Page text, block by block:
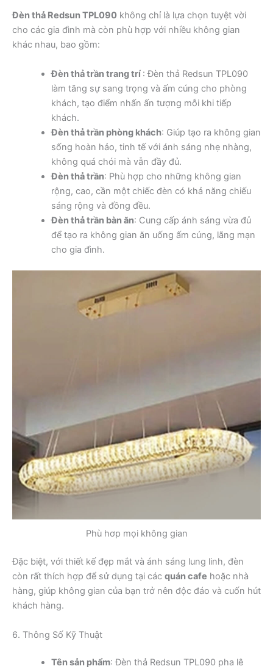
Đèn thả Redsun TPL090 không chỉ là lựa chọn tuyệt vời
cho các gia đình mà còn phù hợp với nhiều không gian
khác nhau, bao gồm:
Đèn thả trần trang trí : Đèn thả Redsun TPL090
làm tăng sự sang trọng và ấm cúng cho phòng
khách, tạo điểm nhấn ấn tượng mỗi khi tiếp
khách.
Đèn thả trần phòng khách: Giúp tạo ra không gian
sống hoàn hảo, tinh tế với ánh sáng nhẹ nhàng,
không quá chói mà vẫn đầy đủ.
Đèn thả trần: Phù hợp cho những không gian
rộng, cao, cần một chiếc đèn có khả năng chiếu
sáng rộng và đồng đều.
Đèn thả trần bàn ăn: Cung cấp ánh sáng vừa đủ
để tạo ra không gian ăn uống ấm cúng, lãng mạn
cho gia đình.
Phù hơp mọi không gian
Đặc biệt, với thiết kế đẹp mắt và ánh sáng lung linh, đèn
còn rất thích hợp để sử dụng tại các quán cafe hoặc nhà
hàng, giúp không gian của bạn trở nên độc đáo và cuốn hút
khách hàng.
6. Thông Số Kỹ Thuật
Tên sản phẩm: Đèn thả Redsun TPL090 pha lê